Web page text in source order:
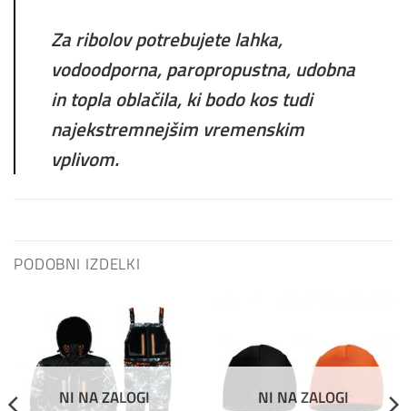
Za ribolov potrebujete lahka,
vodoodporna, paropropustna, udobna
in topla oblačila, ki bodo kos tudi
najekstremnejšim vremenskim
vplivom.
PODOBNI IZDELKI
NI NA ZALOGI NI NA ZALOGI